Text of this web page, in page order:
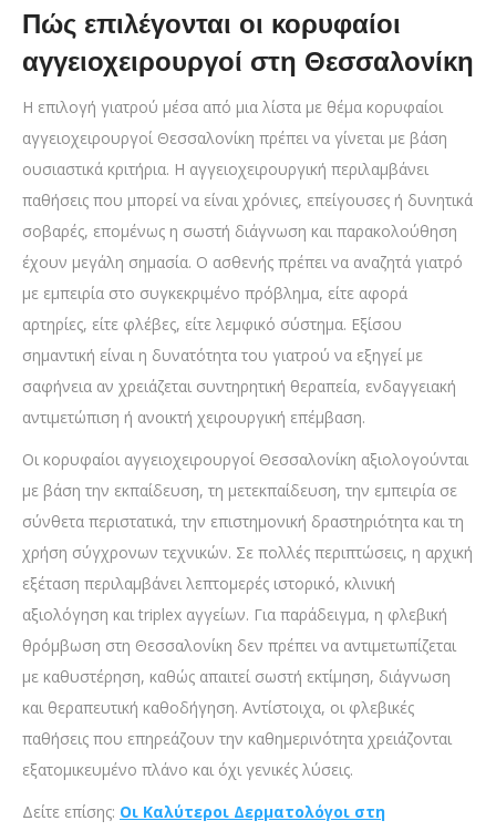
Πώς επιλέγονται οι κορυφαίοι
αγγειοχειρουργοί στη Θεσσαλονίκη
Η επιλογή γιατρού μέσα από μια λίστα με θέμα κορυφαίοι
αγγειοχειρουργοί Θεσσαλονίκη πρέπει να γίνεται με βάση
ουσιαστικά κριτήρια. Η αγγειοχειρουργική περιλαμβάνει
παθήσεις που μπορεί να είναι χρόνιες, επείγουσες ή δυνητικά
σοβαρές, επομένως η σωστή διάγνωση και παρακολούθηση
έχουν μεγάλη σημασία. Ο ασθενής πρέπει να αναζητά γιατρό
με εμπειρία στο συγκεκριμένο πρόβλημα, είτε αφορά
αρτηρίες, είτε φλέβες, είτε λεμφικό σύστημα. Εξίσου
σημαντική είναι η δυνατότητα του γιατρού να εξηγεί με
σαφήνεια αν χρειάζεται συντηρητική θεραπεία, ενδαγγειακή
αντιμετώπιση ή ανοικτή χειρουργική επέμβαση.
Οι κορυφαίοι αγγειοχειρουργοί Θεσσαλονίκη αξιολογούνται
με βάση την εκπαίδευση, τη μετεκπαίδευση, την εμπειρία σε
σύνθετα περιστατικά, την επιστημονική δραστηριότητα και τη
χρήση σύγχρονων τεχνικών. Σε πολλές περιπτώσεις, η αρχική
εξέταση περιλαμβάνει λεπτομερές ιστορικό, κλινική
αξιολόγηση και triplex αγγείων. Για παράδειγμα, η φλεβική
θρόμβωση στη Θεσσαλονίκη δεν πρέπει να αντιμετωπίζεται
με καθυστέρηση, καθώς απαιτεί σωστή εκτίμηση, διάγνωση
και θεραπευτική καθοδήγηση. Αντίστοιχα, οι φλεβικές
παθήσεις που επηρεάζουν την καθημερινότητα χρειάζονται
εξατομικευμένο πλάνο και όχι γενικές λύσεις.
Δείτε επίσης: Οι Καλύτεροι Δερματολόγοι στη